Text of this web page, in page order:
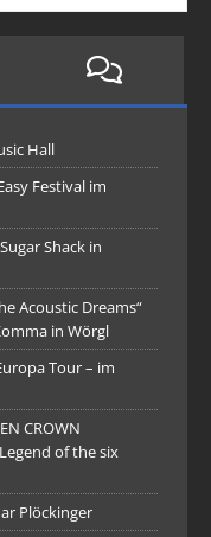
Hall
Festival im
Shack in
Acoustic Dreams“
in Wörgl
Tour – im
CROWN
of the six
Plöckinger